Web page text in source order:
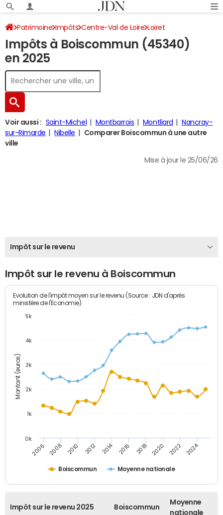
Patrimoine Impôts Centre-Val de Loire Loiret
Boiscommun Impôt sur le revenu
Impôts à Boiscommun (45340)
en 2025
Voir aussi : Saint-Michel Montbarrois Montliard
Nancray-
sur-Rimarde
Nibelle
Comparer Boiscommun à une autre
ville
Mise à jour le 25/06/26
Impôt sur le revenu
Impôt sur le revenu à Boiscommun
Montant (euros)
Evolution de l'impôt moyen sur le revenu (Source : JDN d'après
ministère de l'Economie)
Boiscommun Moyenne nationale
2006 2008 2010 2012 2014 2016 2018 2020 2022 2024
0k
1k
2k
3k
4k
5k
Impôt sur le revenu 2025 Boiscommun
Moyenne
nationale